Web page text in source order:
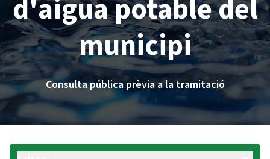
d'aigua potable del
municipi
Consulta pública prèvia a la tramitació